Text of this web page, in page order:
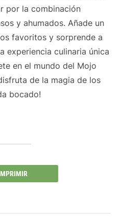
por la combinación
y ahumados. Añade un
favoritos y sorprende a
experiencia culinaria única
en el mundo del Mojo
de la magia de los
bocado!